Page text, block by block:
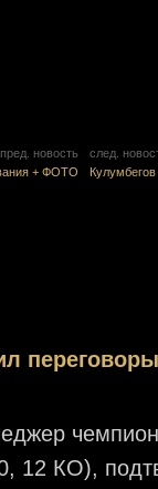
пред. новость
+ ФОТО
след.
12 КО),